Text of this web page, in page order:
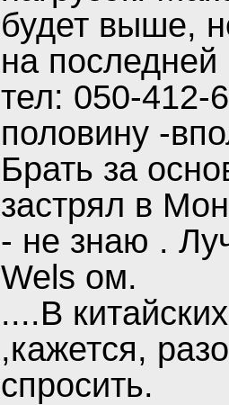
будет выше,
на
тел: 050-412-
половину -
Брать за
застрял в
- не знаю .
Wels ом.
....В
,кажется,
спросить.